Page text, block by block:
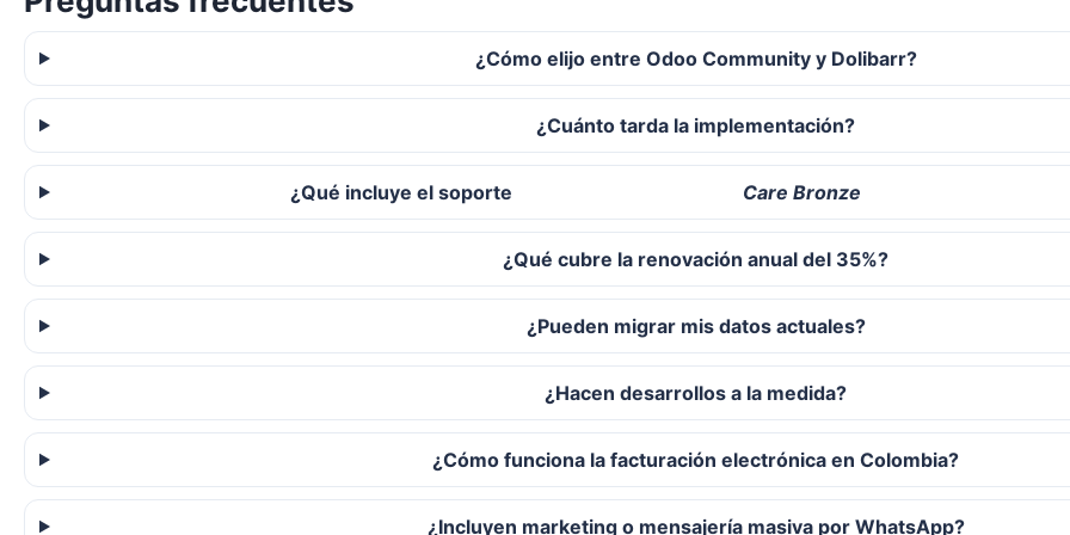
¿Cómo elijo entre Odoo Community y Dolibarr?
¿Cuánto tarda la implementación?
¿Qué incluye el soporte Care Bronze
¿Qué cubre la renovación anual del 35%?
¿Pueden migrar mis datos actuales?
¿Hacen desarrollos a la medida?
¿Cómo funciona la facturación electrónica en Colombia?
¿Incluyen marketing o mensajería masiva por WhatsApp?